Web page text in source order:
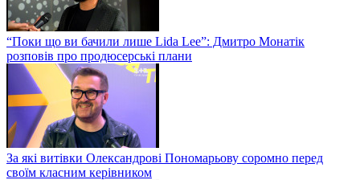
“Поки що ви бачили лише Lida Lee”: Дмитро Монатік
розповів про продюсерські плани
За які витівки Олександрові Пономарьову соромно перед
своїм класним керівником